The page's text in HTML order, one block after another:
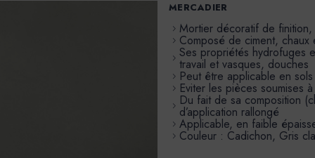
MERCADIER
Mortier décoratif de
Composé de ciment, chaux
Ses propriétés hydrofuges
travail et vasques, douches
Peut être applicable en
Eviter les pièces soumises
Du fait de sa composition
d’application rallongé
Applicable, en faible
Couleur : Cadichon, Gris